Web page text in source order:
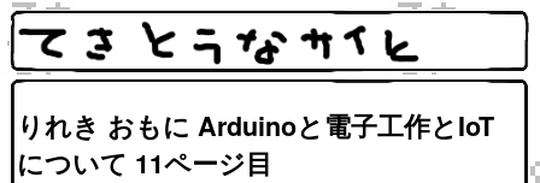
りれき おもに Arduinoと電子工作とIoT
について 11ページ目